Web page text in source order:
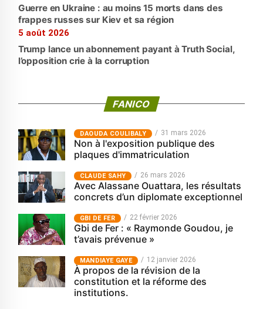
Guerre en Ukraine : au moins 15 morts dans des
frappes russes sur Kiev et sa région
5 août 2026
Trump lance un abonnement payant à Truth Social,
l’opposition crie à la corruption
FANICO
‎DAOUDA COULIBALY 31 mars 2026
Non à l'exposition publique des
plaques d'immatriculation
CLAUDE SAHY 26 mars 2026
Avec Alassane Ouattara, les résultats
concrets d’un diplomate exceptionnel
GBI DE FER 22 février 2026
Gbi de Fer : « Raymonde Goudou, je
t’avais prévenue »
MANDIAYE GAYE 12 janvier 2026
À propos de la révision de la
constitution et la réforme des
institutions.